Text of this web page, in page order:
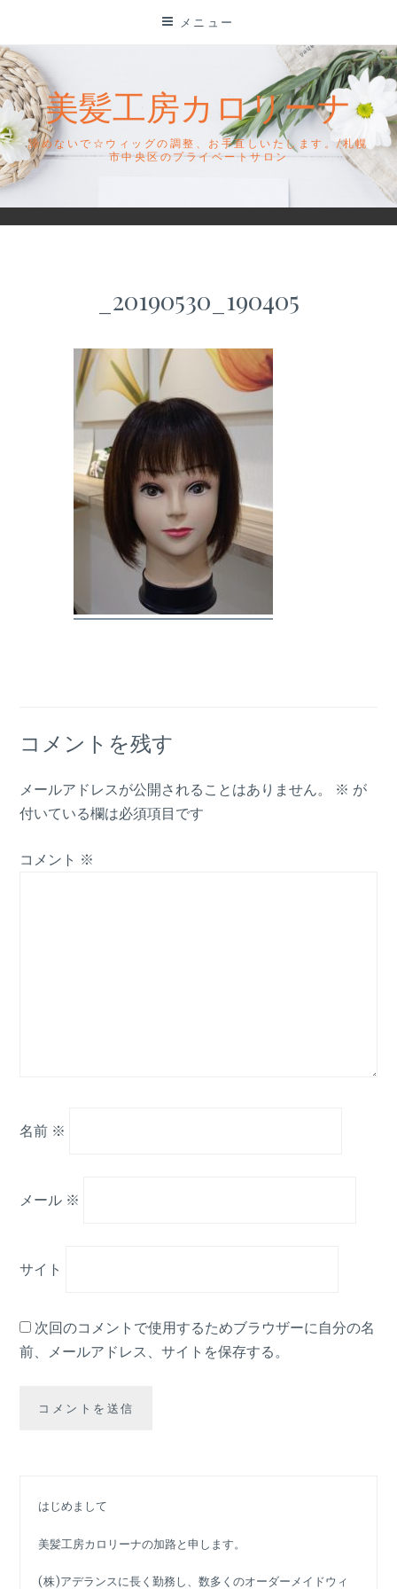
テ
ン
ツ
に
ス
キ
プ
メニュー
美髪工房カロリーナ
諦めないで☆ウィッグの調整、お手直しいたします。/札幌
市中央区のプライベートサロン
_20190530_190405
コメントを残す
メールアドレスが公開されることはありません。 ※ が
付いている欄は必須項目です
コメント ※
名前 ※
メール ※
サイト
次回のコメントで使用するためブラウザーに自分の名
前、メールアドレス、サイトを保存する。
はじめまして
美髪工房カロリーナの加路と申します。
(株)アデランスに長く勤務し、数多くのオーダーメイドウィ